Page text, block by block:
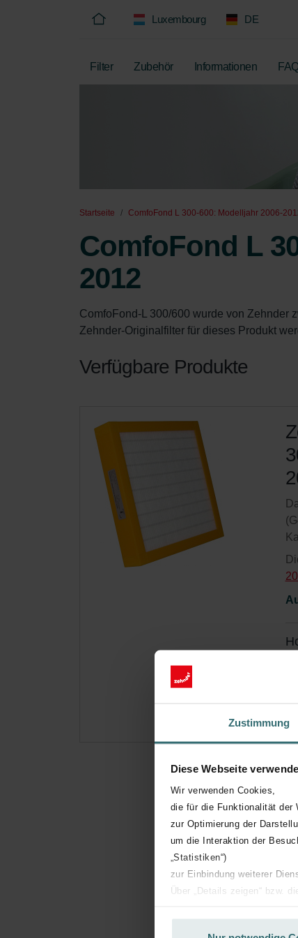
Zustimmung
Diese Webseite
Wir verwenden Cookies,
die für die Funktionalität der
zur Optimierung der
um die Interaktion der
„Statistiken“)
zur Einbindung weiterer
Über „Details zeigen“ bzw.
Luxembourg DE
Filter Zubehör Informationen
Startseite ComfoFond L 300-600: Modelljahr 2006-
ComfoFond L
2012
ComfoFond-L 300/600 wurde von Zehnder
Zehnder-Originalfilter für dieses Produkt
Verfügbare Produkte